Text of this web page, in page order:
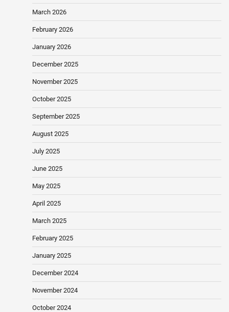
March 2026
February 2026
January 2026
December 2025
November 2025
October 2025
September 2025
August 2025
July 2025
June 2025
May 2025
April 2025
March 2025
February 2025
January 2025
December 2024
November 2024
October 2024